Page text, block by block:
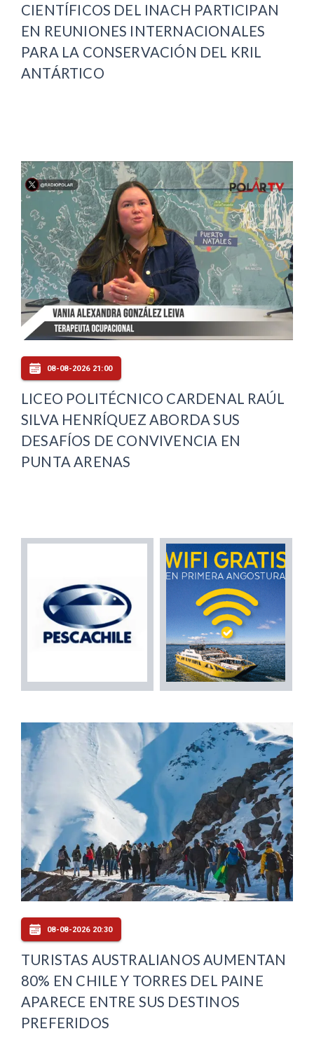
CIENTÍFICOS DEL INACH PARTICIPAN
EN REUNIONES INTERNACIONALES
PARA LA CONSERVACIÓN DEL KRIL
ANTÁRTICO
08-08-2026 21:00
LICEO POLITÉCNICO CARDENAL RAÚL
SILVA HENRÍQUEZ ABORDA SUS
DESAFÍOS DE CONVIVENCIA EN
PUNTA ARENAS
08-08-2026 20:30
TURISTAS AUSTRALIANOS AUMENTAN
80% EN CHILE Y TORRES DEL PAINE
APARECE ENTRE SUS DESTINOS
PREFERIDOS